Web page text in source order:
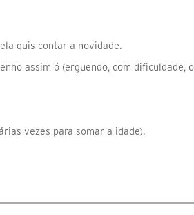
quis contar a novidade.
assim ó (erguendo, com dificuldade,
vezes para somar a idade).